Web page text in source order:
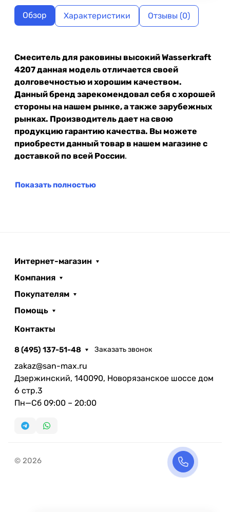
Обзор Характеристики Отзывы (0)
Смеситель для раковины высокий Wasserkraft
4207 данная модель отличается своей
долговечностью и хорошим качеством.
Данный бренд зарекомендовал себя с хорошей
стороны на нашем рынке, а также зарубежных
рынках. Производитель дает на свою
продукцию гарантию качества. Вы можете
приобрести данный товар в нашем магазине с
доставкой по всей России.
Показать полностью
Интернет-магазин
Компания
Покупателям
Помощь
Контакты
8 (495) 137-51-48 Заказать звонок
zakaz@san-max.ru
Дзержинский, 140090, Новорязанское шоссе дом
6 стр.3
Пн—Сб 09:00 – 20:00
© 2026